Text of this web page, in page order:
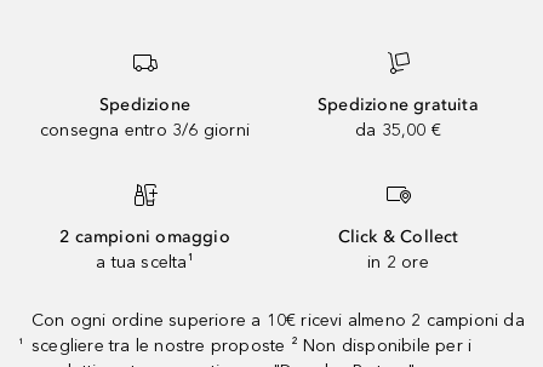
Spedizione
consegna entro 3/6 giorni
Spedizione gratuita
da 35,00 €
2 campioni omaggio
a tua scelta¹
Click & Collect
in 2 ore
¹
Con ogni ordine superiore a 10€ ricevi almeno 2 campioni da
scegliere tra le nostre proposte ² Non disponibile per i